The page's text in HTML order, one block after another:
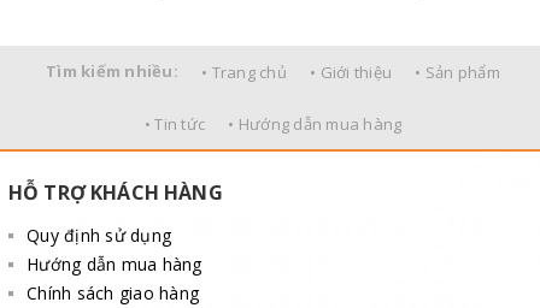
Tìm kiếm nhiều: • Trang chủ • Giới thiệu • Sản phẩm
• Tin tức • Hướng dẫn mua hàng
HỖ TRỢ KHÁCH HÀNG
Quy định sử dụng
Hướng dẫn mua hàng
Chính sách giao hàng